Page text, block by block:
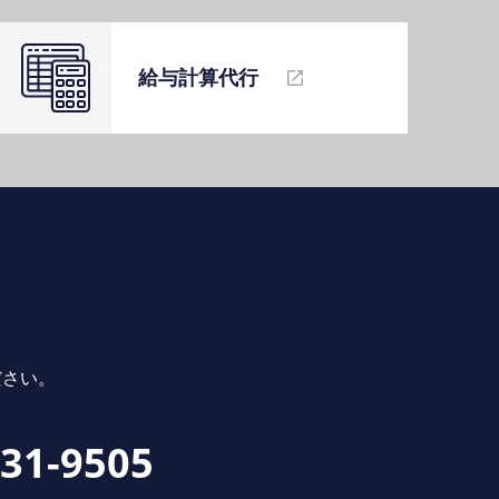
給与計算代⾏
い。
9505